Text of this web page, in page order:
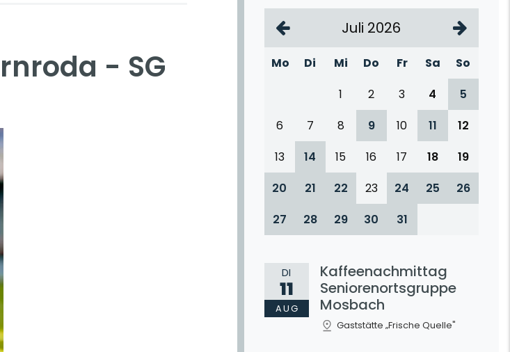
- SG
Juli 2026
Mo Di Mi Do Fr Sa
So
1
2 3 4
5
6
7 8 9 10 11
12
13
14 15 16 17 18
19
20
21 22 23 24 25
26
27
28 29 30 31
DI
11
AUG
Kaffeenachmittag
Seniorenortsgruppe
Mosbach
Gaststätte „Frische Quelle"